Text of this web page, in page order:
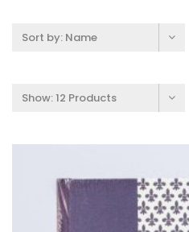
Sort by: Name
Show:12 Products